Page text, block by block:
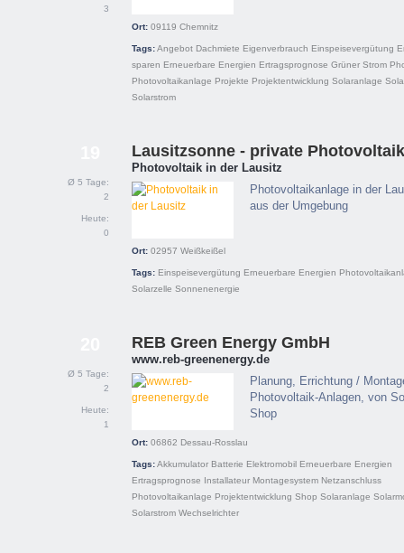
3
Ort: 09119 Chemnitz
Tags:Angebot Dachmiete Eigenverbrauch Einspeisevergütung
sparen Erneuerbare Energien Ertragsprognose Grüner Strom
Photovoltaikanlage Projekte Projektentwicklung Solaranlage
Solarstrom
Ø 5 Tage:
2
Heute:
0
Lausitzsonne - private
Photovoltaik in der Lausitz
Photovoltaikanlage in der
aus der Umgebung
Ort: 02957 Weißkeißel
Tags: Einspeisevergütung Erneuerbare Energien
Solarzelle Sonnenenergie
Ø 5 Tage:
2
Heute:
1
REB Green Energy GmbH
www.reb-greenenergy.de
Planung, Errichtung /
Photovoltaik-Anlagen, von
Shop
Ort: 06862 Dessau-Rosslau
Tags:Akkumulator Batterie Elektromobil Erneuerbare Energien
Ertragsprognose Installateur Montagesystem Netzanschluss
Photovoltaikanlage Projektentwicklung Shop Solaranlage
Solarstrom Wechselrichter